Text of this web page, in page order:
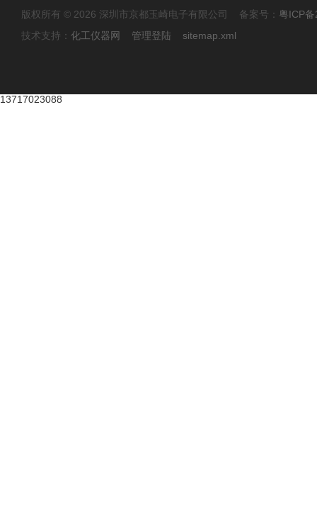
版权所有 © 2026 深圳市京都玉崎电子有限公司 备案号： 粤ICP
技术支持： 化工仪器网 管理登陆 sitemap.xml
13717023088